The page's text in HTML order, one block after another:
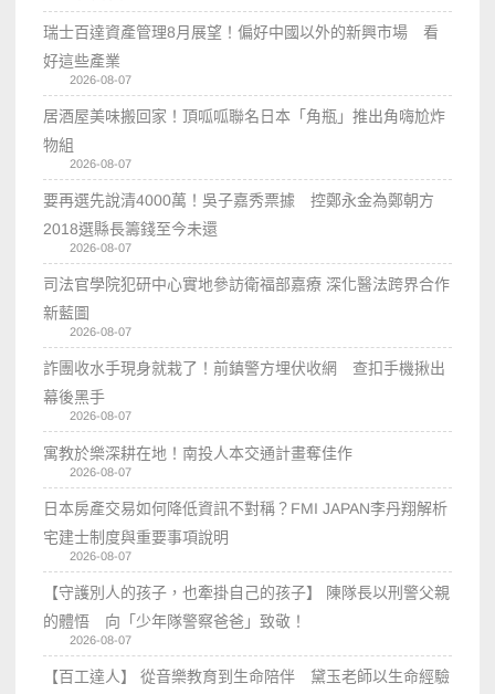
瑞士百達資產管理8月展望！偏好中國以外的新興市場 看
好這些產業
2026-08-07
居酒屋美味搬回家！頂呱呱聯名日本「角瓶」推出角嗨尬炸
物組
2026-08-07
要再選先說清4000萬！吳子嘉秀票據 控鄭永金為鄭朝方
2018選縣長籌錢至今未還
2026-08-07
司法官學院犯研中心實地參訪衛福部嘉療 深化醫法跨界合作
新藍圖
2026-08-07
詐團收水手現身就栽了！前鎮警方埋伏收網 查扣手機揪出
幕後黑手
2026-08-07
寓教於樂深耕在地！南投人本交通計畫奪佳作
2026-08-07
日本房產交易如何降低資訊不對稱？FMI JAPAN李丹翔解析
宅建士制度與重要事項說明
2026-08-07
【守護別人的孩子，也牽掛自己的孩子】 陳隊長以刑警父親
的體悟 向「少年隊警察爸爸」致敬！
2026-08-07
【百工達人】 從音樂教育到生命陪伴 黛玉老師以生命經驗